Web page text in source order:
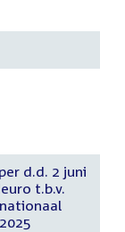
d.d. 2 juni